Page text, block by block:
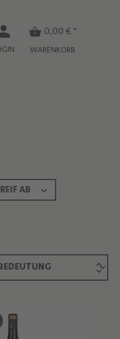
0,00 € *
WARENKORB
AB